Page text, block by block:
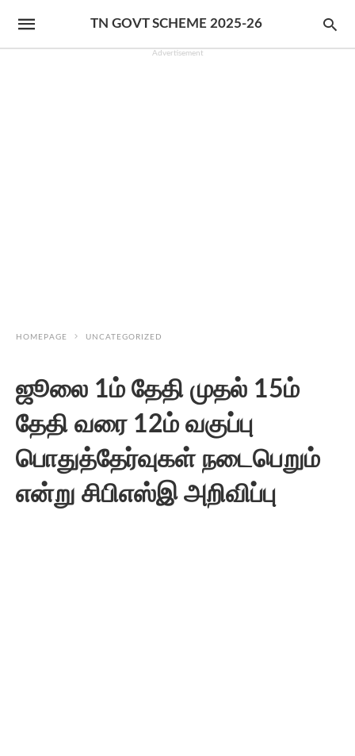
TN GOVT SCHEME 2025-26
Advertisement
HOMEPAGE UNCATEGORIZED
ஜூலை 1ம் தேதி முதல் 15ம்
தேதி வரை 12ம் வகுப்பு
பொதுத்தேர்வுகள் நடைபெறும்
என்று சிபிஎஸ்இ அறிவிப்பு